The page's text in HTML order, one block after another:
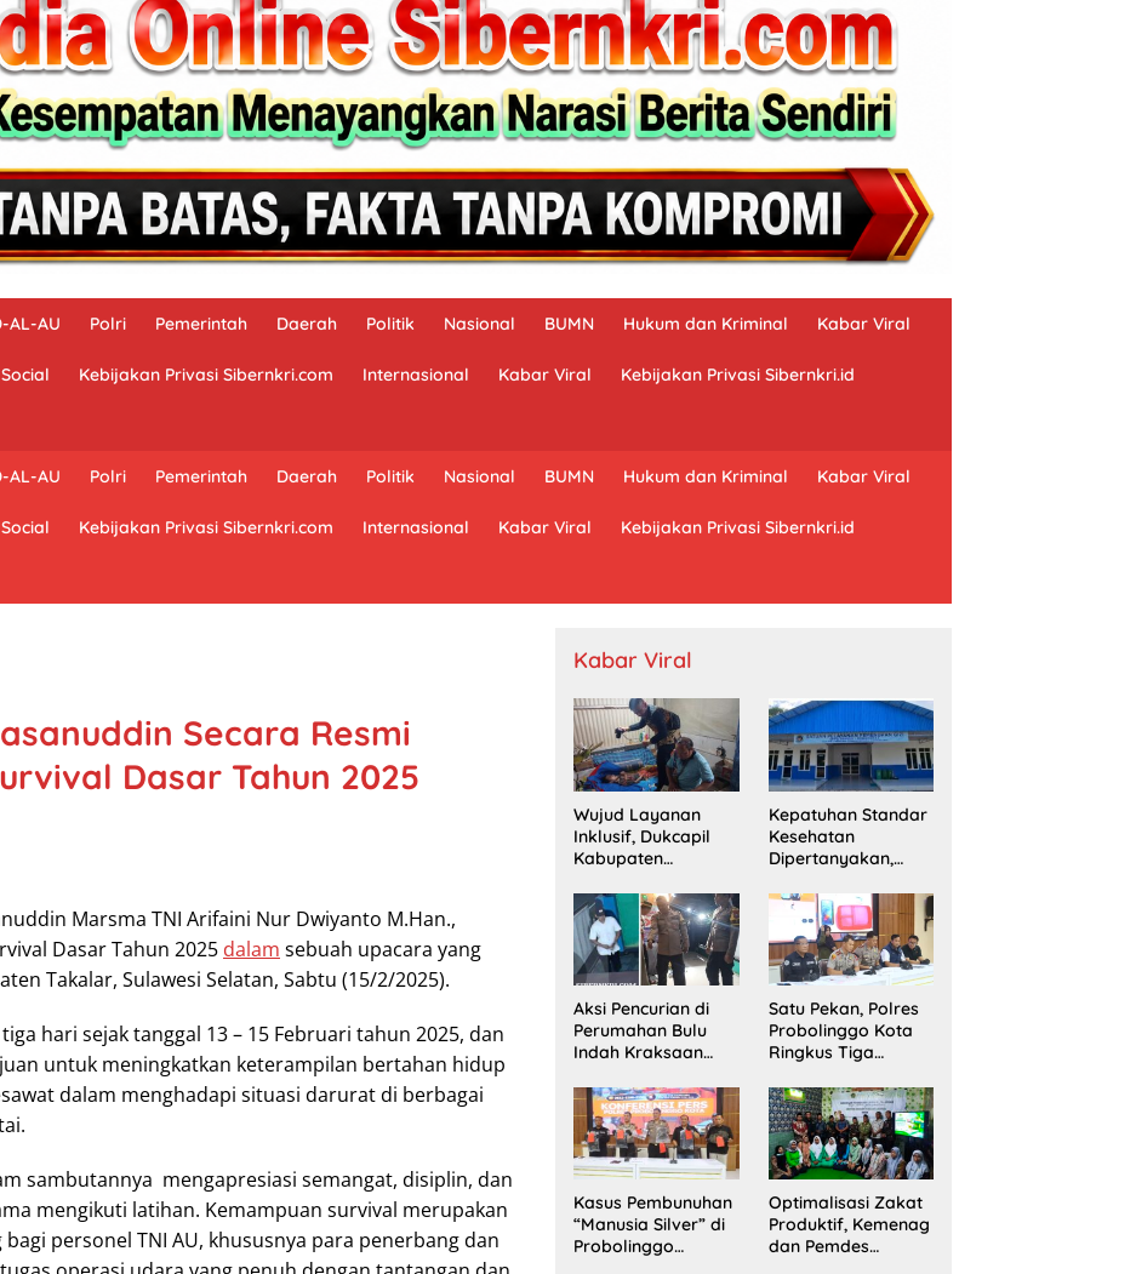
AL-AU Polri Pemerintah Daerah Politik Nasional BUMN Hukum dan Kriminal Kabar Viral
Social Kebijakan Privasi Sibernkri.com Internasional Kabar Viral Kebijakan Privasi Sibernkri.id
AL-AU Polri Pemerintah Daerah Politik Nasional BUMN Hukum dan Kriminal Kabar Viral
Social Kebijakan Privasi Sibernkri.com Internasional Kabar Viral Kebijakan Privasi Sibernkri.id
Secara Resmi
Dasar Tahun 2025
Marsma TNI Arifaini Nur Dwiyanto M.Han.,
Dasar Tahun 2025 dalam sebuah upacara yang
Takalar, Sulawesi Selatan, Sabtu (15/2/2025).
hari sejak tanggal 13 – 15 Februari tahun 2025, dan
untuk meningkatkan keterampilan bertahan hidup
dalam menghadapi situasi darurat di berbagai
sambutannya mengapresiasi semangat, disiplin, dan
mengikuti latihan. Kemampuan survival merupakan
personel TNI AU, khususnya para penerbang dan
Kabar Viral
Wujud Layanan
Inklusif, Dukcapil
Kabupaten
Jemput Bola
Perekaman e-KTP
Warga Disabilitas di
Dringu
Kepatuhan Standar
Kesehatan
Dipertanyakan,
Diduga Belum
Punya SLHS
Aksi Pencurian di
Perumahan Bulu
Indah Kraksaan
Satu Pekan, Polres
Probolinggo Kota
Ringkus Tiga
Sita 20 Gram
Barang Bukti
Kasus Pembunuhan
“Manusia Silver” di
Probolinggo
Optimalisasi Zakat
Produktif, Kemenag
dan Pemdes